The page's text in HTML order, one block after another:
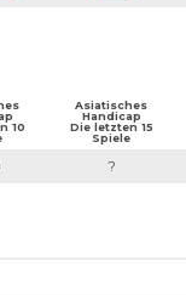
10
Asiatisches
Handicap
Die letzten 15
Spiele
?